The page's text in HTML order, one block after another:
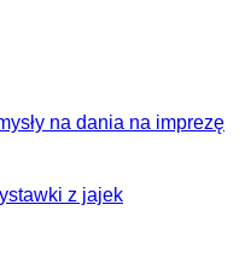
na dania na imprezę
z jajek